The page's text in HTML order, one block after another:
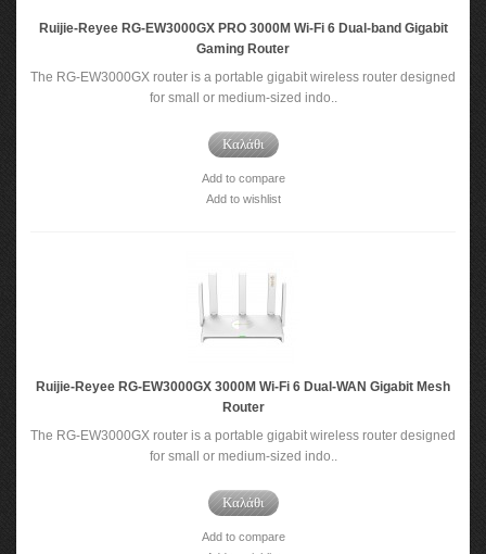
Ruijie-Reyee RG-EW3000GX PRO 3000M Wi-Fi 6 Dual-band Gigabit
Gaming Router
The RG-EW3000GX router is a portable gigabit wireless router designed
for small or medium-sized indo..
Καλάθι
Add to compare
Add to wishlist
Ruijie-Reyee RG-EW3000GX 3000M Wi-Fi 6 Dual-WAN Gigabit Mesh
Router
The RG-EW3000GX router is a portable gigabit wireless router designed
for small or medium-sized indo..
Καλάθι
Add to compare